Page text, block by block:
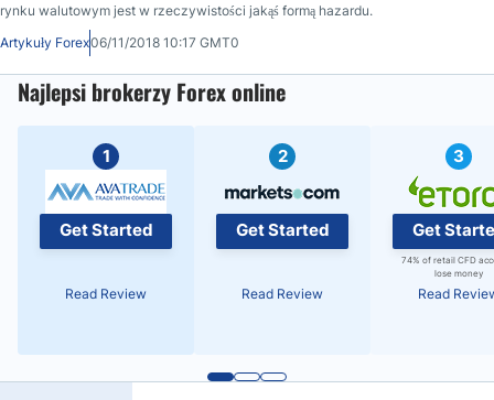
rynku walutowym jest w rzeczywistości jakąś formą hazardu.
Artykuły Forex06/11/2018 10:17 GMT0
Najlepsi brokerzy Forex online
1
Get Started
Read Review
2
Get Started
Read Review
3
Get
74% of retail CFD
lose money
Read